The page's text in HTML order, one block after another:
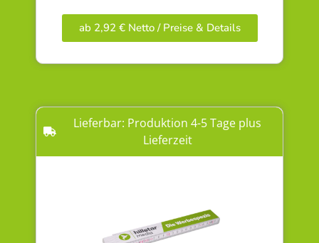
ab 2,92 € Netto / Preise & Details
Lieferbar: Produktion 4-5 Tage plus
Lieferzeit